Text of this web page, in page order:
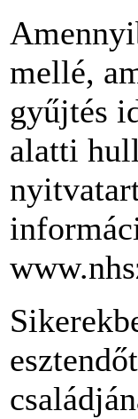
mellé,
gyűjtés
alatti